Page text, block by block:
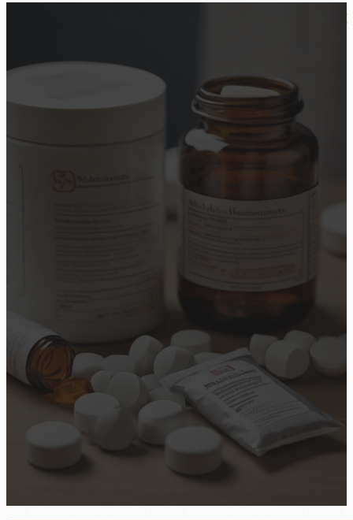
Hochsensibilität &